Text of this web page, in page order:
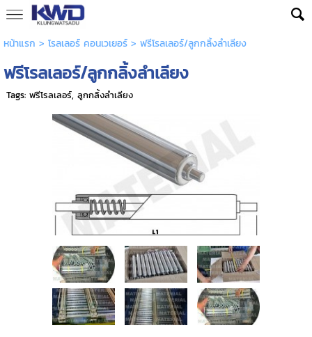
หน้าแรก > โรลเลอร์ คอนเวเยอร์> ฟรีโรลเลอร์/ลูกกลิ้งลำเลียง
ฟรีโรลเลอร์/ลูกกลิ้งลำเลียง
Tags: ฟรีโรลเลอร์, ลูกกลิ้งลำเลียง